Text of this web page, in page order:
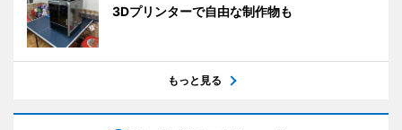
3Dプリンターで自由な制作物も
もっと見る